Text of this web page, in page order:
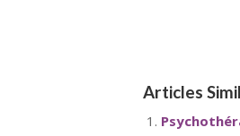
Articles